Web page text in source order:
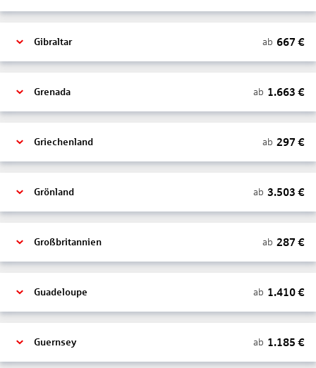
Gibraltar ab 667 €
Grenada ab 1.663 €
Griechenland ab 297 €
Grönland ab 3.503 €
Großbritannien ab 287 €
Guadeloupe ab 1.410€
Guernsey ab 1.185 €